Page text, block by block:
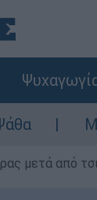
στη
μετά από